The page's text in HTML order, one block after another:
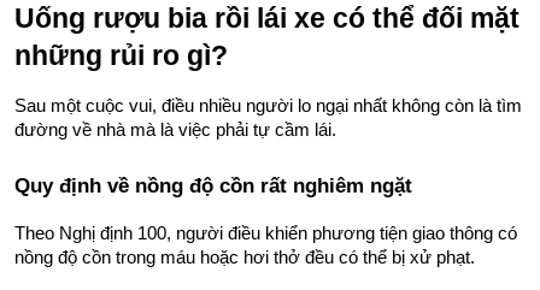
Uống rượu bia rồi lái xe có thể đối mặt
những rủi ro gì?
Sau một cuộc vui, điều nhiều người lo ngại nhất không còn là tìm
đường về nhà mà là việc phải tự cầm lái.
Quy định về nồng độ cồn rất nghiêm ngặt
Theo Nghị định 100, người điều khiển phương tiện giao thông có
nồng độ cồn trong máu hoặc hơi thở đều có thể bị xử phạt.